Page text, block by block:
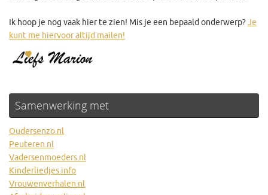
Ik hoop je nog vaak hier te zien! Mis je een bepaald onderwerp?Je
kunt me hiervoor altijd mailen!
Samenwerking met
Oudersenzo.nl
Peuteren.nl
Vadersenmoeders.nl
Kinderliedjes.info
Vrouwenverhalen.nl